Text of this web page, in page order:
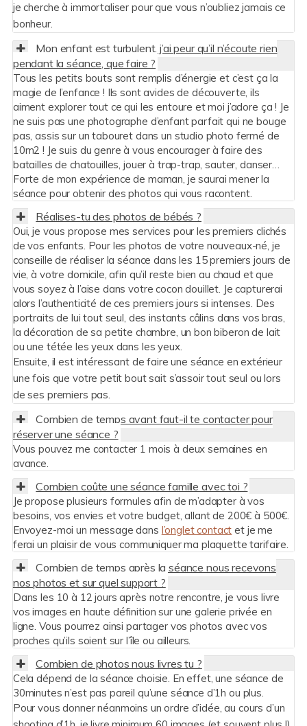
je cherche à immortaliser pour que vous n’oubliez jamais ce
bonheur.
Mon enfant est turbulent, j’ai peur qu’il n’écoute rien
pendant la séance, que faire ?
Tous les petits bouts sont remplis d’énergie et c’est ça la
magie de l’enfance ! Ils sont avides de découverte, ils
aiment explorer tout ce qui les entoure et moi j’adore ça ! Je
ne suis pas une photographe d’enfant parfait qui ne bouge
pas, assis sur un tabouret dans un studio photo fermé de
10m2 ! Je suis du genre à vous encourager à faire des
batailles de chatouilles, jouer à trap-trap, sauter, danser…
Forte de mon expérience de maman, je saurai mener la
séance pour obtenir des photos qui vous racontent.
Réalises-tu des photos de bébés ?
Oui, je vous propose mes services pour les premiers clichés
de vos enfants. Pour les photos de votre nouveaux-né, je
conseille de réaliser la séance dans les 15 premiers jours de
vie, à votre domicile, afin qu’il reste bien au chaud et que
vous soyez à l’aise dans votre cocon douillet. Je capturerai
alors l’authenticité de ces premiers jours si intenses. Des
portraits de lui tout seul, des instants câlins dans vos bras,
la décoration de sa petite chambre, un bon biberon de lait
ou une tétée les yeux dans les yeux.
Ensuite, il est intéressant de faire une séance en extérieur
une fois que votre petit bout sait s’assoir tout seul ou lors
de ses premiers pas.
Combien de temps avant faut-il te contacter pour
réserver une séance ?
Vous pouvez me contacter 1 mois à deux semaines en
avance.
Combien coûte une séance famille avec toi ?
Je propose plusieurs formules afin de m’adapter à vos
besoins, vos envies et votre budget, allant de 200€ à 500€.
Envoyez-moi un message dans l’onglet contact et je me
ferai un plaisir de vous communiquer ma plaquette tarifaire.
Combien de temps après la séance nous recevons
nos photos et sur quel support ?
Dans les 10 à 12 jours après notre rencontre, je vous livre
vos images en haute définition sur une galerie privée en
ligne. Vous pourrez ainsi partager vos photos avec vos
proches qu’ils soient sur l’île ou ailleurs.
Combien de photos nous livres tu ?
Cela dépend de la séance choisie. En effet, une séance de
30minutes n’est pas pareil qu’une séance d’1h ou plus.
Pour vous donner néanmoins un ordre d’idée, au cours d’un